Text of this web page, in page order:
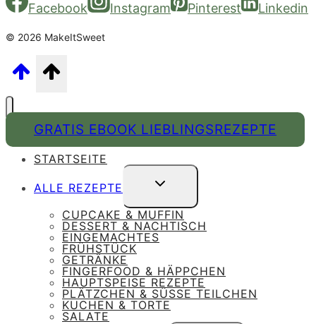
Facebook Instagram Pinterest Linkedin
© 2026 MakeItSweet
GRATIS EBOOK LIEBLINGSREZEPTE
STARTSEITE
ALLE REZEPTE
UNTERMENÜ
UMSCHALTEN
CUPCAKE & MUFFIN
DESSERT & NACHTISCH
EINGEMACHTES
FRÜHSTÜCK
GETRÄNKE
FINGERFOOD & HÄPPCHEN
HAUPTSPEISE REZEPTE
PLÄTZCHEN & SÜSSE TEILCHEN
KUCHEN & TORTE
SALATE